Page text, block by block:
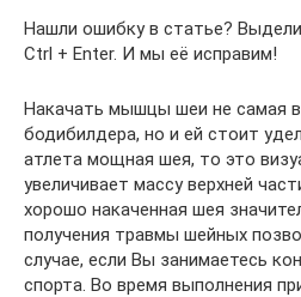
Нашли ошибку в статье?
Ctrl + Enter. И мы её исправим!
Накачать мышцы шеи не самая
бодибилдера, но и ей стоит
атлета мощная шея, то это
увеличивает массу верхней
хорошо накаченная шея
получения травмы шейных
случае, если Вы занимаетесь
спорта. Во время выполнения